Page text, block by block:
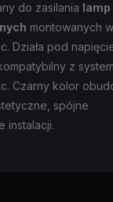
do zasilania lamp
montowanych
Działa pod
z
Czarny kolor
spójne
instalacji.